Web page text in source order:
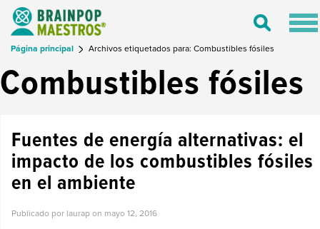
Toggle
Página principal Archivos etiquetados para: Combustibles fósiles
Combustibles fósiles
Fuentes de energía alternativas: el
impacto de los combustibles fósiles
en el ambiente
Publicado por laurap on mayo 12, 2016